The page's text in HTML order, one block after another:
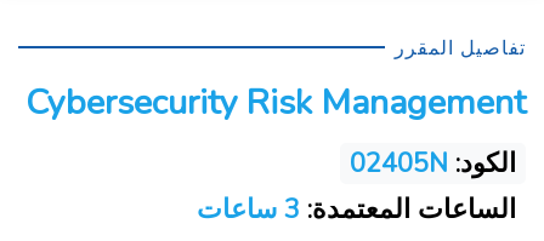
تفاصيل المقرر
Cybersecurity Risk Management
الكود: 02405N
الساعات المعتمدة: